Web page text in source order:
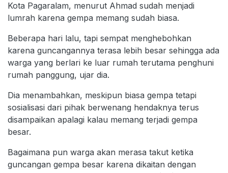
Kota Pagaralam, menurut Ahmad sudah menjadi
lumrah karena gempa memang sudah biasa.
Beberapa hari lalu, tapi sempat menghebohkan
karena guncangannya terasa lebih besar sehingga ada
warga yang berlari ke luar rumah terutama penghuni
rumah panggung, ujar dia.
Dia menambahkan, meskipun biasa gempa tetapi
sosialisasi dari pihak berwenang hendaknya terus
disampaikan apalagi kalau memang terjadi gempa
besar.
Bagaimana pun warga akan merasa takut ketika
guncangan gempa besar karena dikaitan dengan